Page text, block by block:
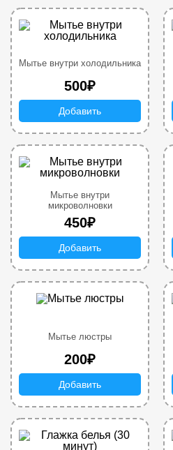
Мытье внутри холодильника
500₽
Добавить
Мытье внутри
микроволновки
450₽
Добавить
Мытье люстры
200₽
Добавить